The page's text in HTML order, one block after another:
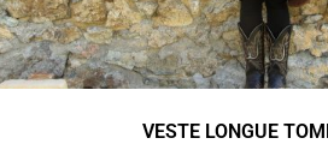
VESTE LONGUE